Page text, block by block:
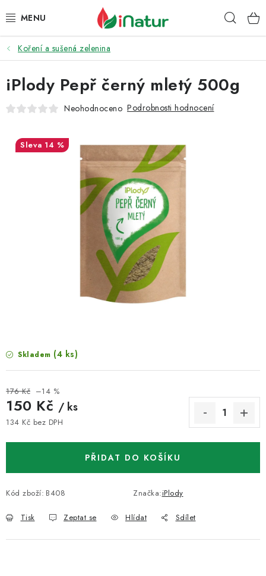
na
POTRAVINY
OŘECHY A SUŠENÉ PLODY
SNACKY
NÁPOJE
EKO DROGERIE A KOSMETIKA
Podmínky ochrany osobních údajů
Koření a sušená zelenina
Skladem (4 ks)
176 Kč –14 %
150 Kč / ks
134 Kč bez DPH
PŘIDAT DO KOŠÍKU
Kód zboží: B408 Značka:iPlody
Tisk Zeptat se Hlídat Sdílet
iPlody Pepř černý mletý 500g
Neohodnoceno Podrobnosti hodnocení
14 %